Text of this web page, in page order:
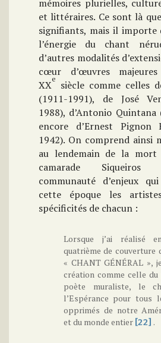
mémoires plurielles,
et littéraires. Ce sont là
signifiants, mais il importe
l’énergie du chant
d’autres modalités
cœur d’œuvres
XXe
siècle comme celles
(1911-1991), de José
1988), d’Antonio
encore d’Ernest
1942). On comprend ainsi
au lendemain de la
camarade
communauté d’enjeux
cette époque les
spécificités de chacun :
Lorsque j’ai réalisé
quatrième de couverture
« CHANT GÉNÉRAL »,
création comme celle
poète muraliste, le
l’Espérance pour tous
opprimés de notre
et du monde entier [22] .